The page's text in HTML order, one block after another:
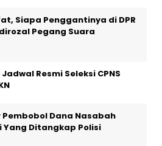
Siapa Penggantinya di DPR
Pegang Suara
Resmi Seleksi CPNS
Pembobol Dana Nasabah
Yang Ditangkap Polisi